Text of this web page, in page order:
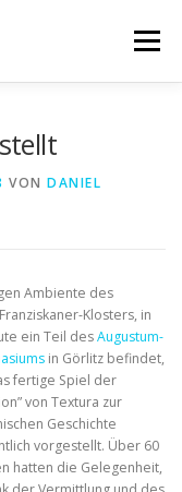
Menü
VON DANIEL
Ambiente des
Klosters, in
ein Teil desAugustum-
in Görlitz befindet,
fertige Spiel der
von Textura zur
Geschichte
vorgestellt. Über 60
hatten die Gelegenheit,